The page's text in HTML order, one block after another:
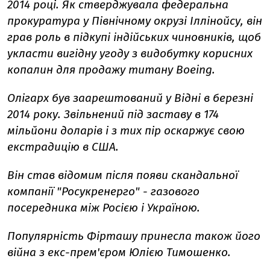
2014 році. Як стверджувала федеральна
прокуратура у Північному окрузі Іллінойсу, він
грав роль в підкупі індійських чиновників, щоб
укласти вигідну угоду з видобутку корисних
копалин для продажу титану Boeing.
Олігарх був заарештований у Відні в березні
2014 року. Звільнений під заставу в 174
мільйони доларів і з тих пір оскаржує свою
екстрадицію в США.
Він став відомим після появи скандальної
компанії "Росукренерго" - газового
посередника між Росією і Україною.
Популярність Фірташу принесла також його
війна з екс-прем'єром Юлією Тимошенко.